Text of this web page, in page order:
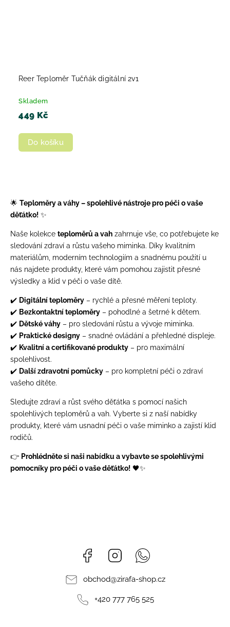
Reer Teploměr Tučňák digitální 2v1
Skladem
449 Kč
Do košíku
🌟 Teploměry a váhy – spolehlivé nástroje pro péči o vaše
děťátko! ✨
Naše kolekce teploměrů a vah zahrnuje vše, co potřebujete ke
sledování zdraví a růstu vašeho miminka. Díky kvalitním
materiálům, moderním technologiím a snadnému použití u
nás najdete produkty, které vám pomohou zajistit přesné
výsledky a klid v péči o vaše dítě.
✔️ Digitální teploměry – rychlé a přesné měření teploty.
✔️ Bezkontaktní teploměry – pohodlné a šetrné k dětem.
✔️ Dětské váhy – pro sledování růstu a vývoje miminka.
✔️ Praktické designy – snadné ovládání a přehledné displeje.
✔️ Kvalitní a certifikované produkty – pro maximální
spolehlivost.
✔️ Další zdravotní pomůcky – pro kompletní péči o zdraví
vašeho dítěte.
Sledujte zdraví a růst svého děťátka s pomocí našich
spolehlivých teploměrů a vah. Vyberte si z naší nabídky
produkty, které vám usnadní péči o vaše miminko a zajistí klid
rodičů.
👉 Prohlédněte si naši nabídku a vybavte se spolehlivými
pomocníky pro péči o vaše děťátko! 🖤✨
Facebook Instagram
obchod@zirafa-shop.cz
+420 777 765 525